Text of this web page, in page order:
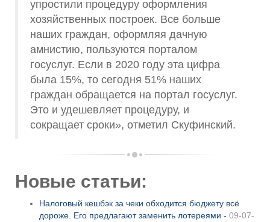
упростили процедуру оформления
хозяйственных построек. Все больше
наших граждан, оформляя дачную
амнистию, пользуются порталом
госуслуг. Если в 2020 году эта цифра
была 15%, то сегодня 51% наших
граждан обращается на портал госуслуг.
Это и удешевляет процедуру, и
сокращает сроки», отметил Скуфинский.
Новые статьи:
Налоговый кешбэк за чеки обходится бюджету всё
дороже. Его предлагают заменить лотереями - 09-07-